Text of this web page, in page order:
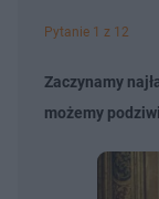
Pytanie 1 z 12
Zaczynamy
możemy